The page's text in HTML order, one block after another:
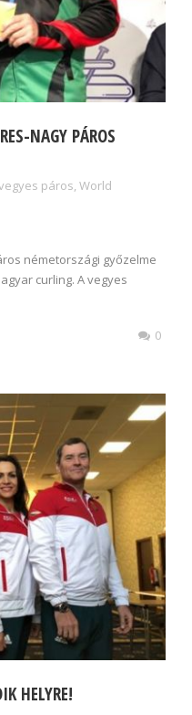
NAGY PÁROS
páros, World
németországi győzelme
curling. A vegyes
0
HELYRE!